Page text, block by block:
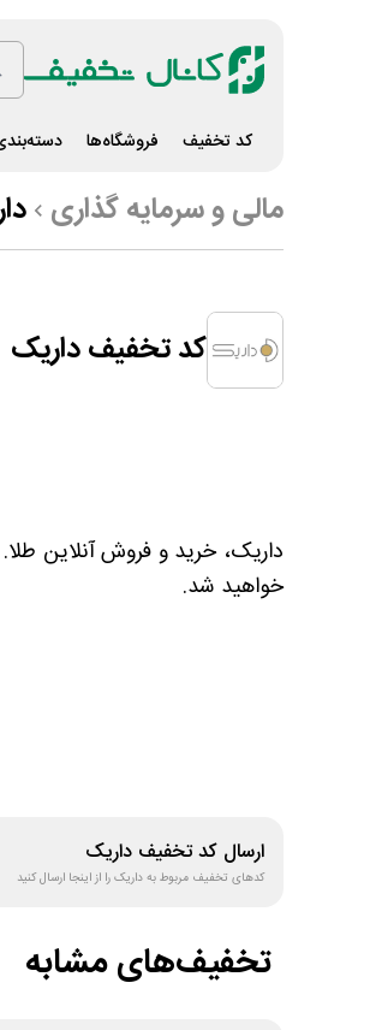
کد تخفیف فروشگاه‌ها
مالی و سرمایه گذاری
کد تخفیف داریک
داریک، خرید و فروش آنلاین
خواهید شد.
ارسال کد تخفیف داریک
کدهای تخفیف مربوط بهداریکرا از اینجا ارسال کنید
تخفیف‌های مشابه